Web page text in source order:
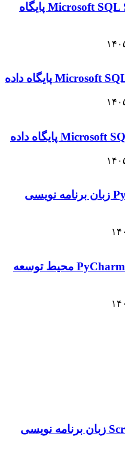
2000-2025 Microsoft SQL Server Enterprise پایگاه
Python 3.14.3 Win/Mac/Linux زبان برنامه نویسی
PyCharm Pro 2025.3 Win/Mac/Linux محیط توسعه
Scratch 3.32 Win/Mac/Android زبان برنامه نویسی